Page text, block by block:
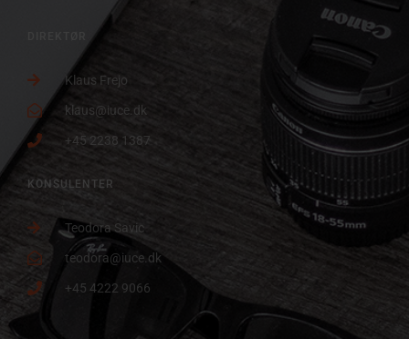
Klaus Frejo
klaus@iuce.dk
+45 2238 1387
KONSULENTER
Teodora Savic
teodora@iuce.dk
+45 4222 9066